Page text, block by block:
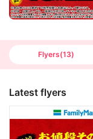
Flyers(13)
Latest flyers